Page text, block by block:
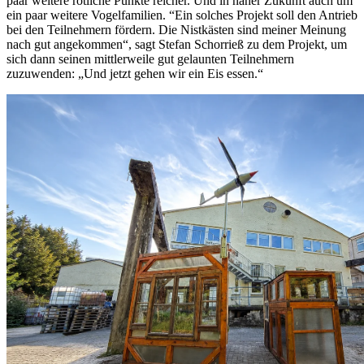
ein paar weitere Vogelfamilien. “Ein solches Projekt soll den Antrieb
bei den Teilnehmern fördern. Die Nistkästen sind meiner Meinung
nach gut angekommen“, sagt Stefan Schorrieß zu dem Projekt, um
sich dann seinen mittlerweile gut gelaunten Teilnehmern
zuzuwenden: „Und jetzt gehen wir ein Eis essen.“